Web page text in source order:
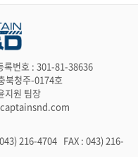
록번호 : 301-81-38636
북청주-0174호
지원 팀장
216-4704 FAX : 043) 216-